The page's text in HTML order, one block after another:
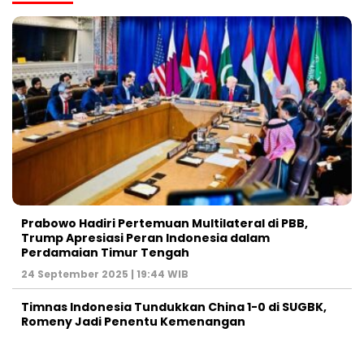
Prabowo Hadiri Pertemuan Multilateral di PBB,
Trump Apresiasi Peran Indonesia dalam
Perdamaian Timur Tengah
24 September 2025 | 19:44 WIB
Timnas Indonesia Tundukkan China 1-0 di SUGBK,
Romeny Jadi Penentu Kemenangan